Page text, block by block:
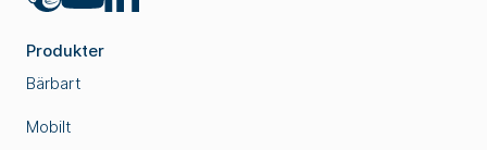
Produkter
Bärbart
Mobilt